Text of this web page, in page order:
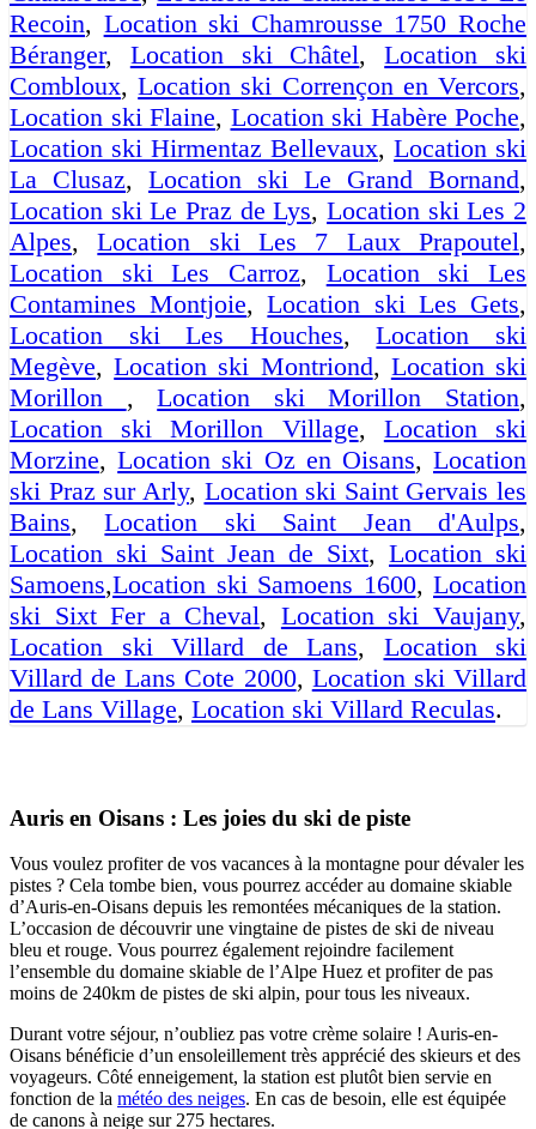
Recoin, Location ski Chamrousse 1750 Roche
Béranger, Location ski Châtel,Location ski
Combloux,Location ski Corrençon en Vercors,
Location ski Flaine, Location ski Habère Poche,
Location ski Hirmentaz Bellevaux, Location ski
La Clusaz, Location ski Le Grand Bornand,
Location ski Le Praz de Lys,Location ski Les 2
Alpes,Location ski Les 7 Laux Prapoutel,
Location ski Les Carroz, Location ski Les
Contamines Montjoie,Location ski Les Gets,
Location ski Les Houches,Location ski
Megève,Location ski Montriond, Location ski
Morillon ,Location ski Morillon Station,
Location ski Morillon Village, Location ski
Morzine,Location ski Oz en Oisans,Location
ski Praz sur Arly, Location ski Saint Gervais les
Bains,Location ski Saint Jean d'Aulps,
Location ski Saint Jean de Sixt, Location ski
Samoens,Location ski Samoens 1600, Location
ski Sixt Fer a Cheval, Location ski Vaujany,
Location ski Villard de Lans, Location ski
Villard de Lans Cote 2000, Location ski Villard
de Lans Village, Location ski Villard Reculas.
Auris en Oisans : Les joies du ski de piste
Vous voulez profiter de vos vacances à la montagne pour dévaler les
pistes ? Cela tombe bien, vous pourrez accéder au domaine skiable
d’Auris-en-Oisans depuis les remontées mécaniques de la station.
L’occasion de découvrir une vingtaine de pistes de ski de niveau
bleu et rouge. Vous pourrez également rejoindre facilement
l’ensemble du domaine skiable de l’Alpe Huez et profiter de pas
moins de 240km de pistes de ski alpin, pour tous les niveaux.
Durant votre séjour, n’oubliez pas votre crème solaire ! Auris-en-
Oisans bénéficie d’un ensoleillement très apprécié des skieurs et des
voyageurs. Côté enneigement, la station est plutôt bien servie en
fonction de la météo des neiges. En cas de besoin, elle est équipée
de canons à neige sur 275 hectares.